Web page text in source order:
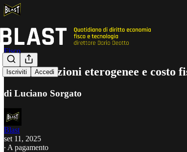
Iscriviti Accedi
Fisco
Trasformazioni eterogenee e
di Luciano Sorgato
Blast
set 11, 2025
∙ A pagamento